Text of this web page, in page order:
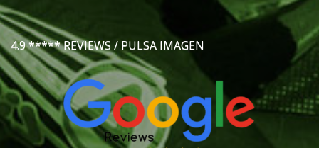
4.9 ***** REVIEWS / PULSA IMAGEN